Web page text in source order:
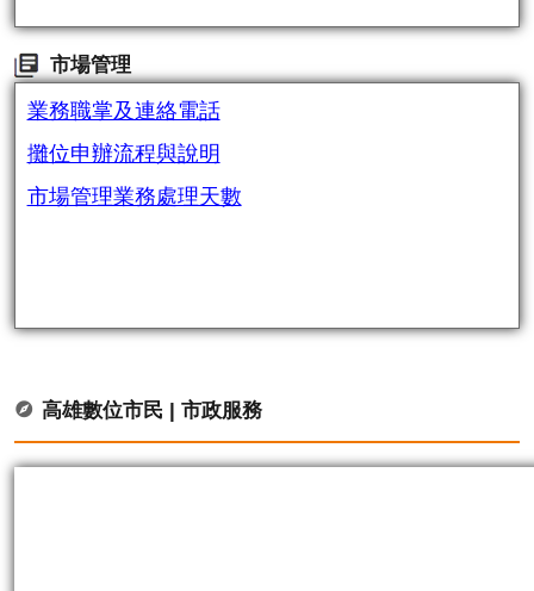
市場管理
業務職掌及連絡電話
攤位申辦流程與說明
市場管理業務處理天數
高雄數位市民 | 市政服務